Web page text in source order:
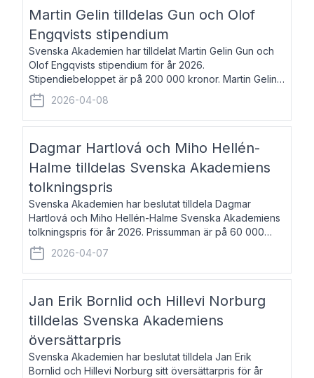
Martin Gelin tilldelas Gun och Olof
Engqvists stipendium
Svenska Akademien har tilldelat Martin Gelin Gun och
Olof Engqvists stipendium för år 2026.
Stipendiebeloppet är på 200 000 kronor. Martin Gelin,
född 1978, är journalist och författare. Han lever
numera i Paris men var under många år bosat
2026-04-08
Dagmar Hartlová och Miho Hellén-
Halme tilldelas Svenska Akademiens
tolkningspris
Svenska Akademien har beslutat tilldela Dagmar
Hartlová och Miho Hellén-Halme Svenska Akademiens
tolkningspris för år 2026. Prissumman är på 60 000
kronor var. Dagmar Hartlová, född 1951, översätter
huvudsakligen från svenska till tjeckiska
2026-04-07
Jan Erik Bornlid och Hillevi Norburg
tilldelas Svenska Akademiens
översättarpris
Svenska Akademien har beslutat tilldela Jan Erik
Bornlid och Hillevi Norburg sitt översättarpris för år